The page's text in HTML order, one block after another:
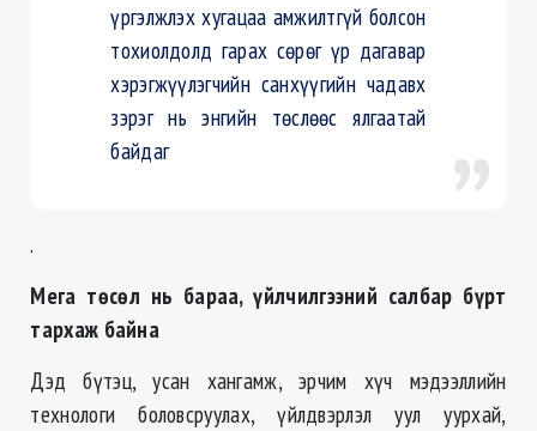
үргэлжлэх хугацаа амжилтгүй болсон
тохиолдолд гарах сөрөг үр дагавар
хэрэгжүүлэгчийн санхүүгийн чадавх
зэрэг нь энгийн төслөөс ялгаатай
байдаг
.
Мега төсөл нь бараа, үйлчилгээний салбар бүрт
тархаж байна
Дэд бүтэц, усан хангамж, эрчим хүч мэдээллийн
технологи боловсруулах, үйлдвэрлэл уул уурхай,